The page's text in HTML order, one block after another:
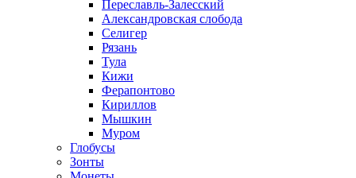
Переславль-Залесский
Александровская слобода
Селигер
Рязань
Тула
Кижи
Ферапонтово
Кириллов
Мышкин
Муром
Глобусы
Зонты